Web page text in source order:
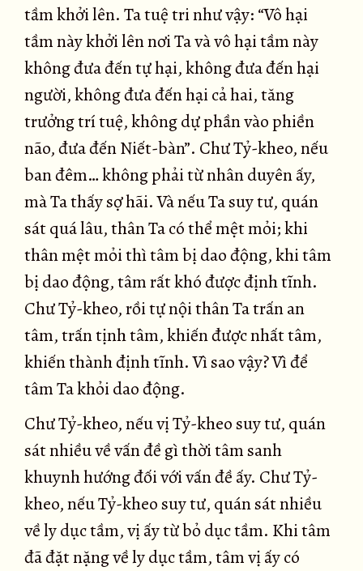
tầm khởi lên. Ta tuệ tri như vậy: “Vô hại
tầm này khởi lên nơi Ta và vô hại tầm này
không đưa đến tự hại, không đưa đến hại
người, không đưa đến hại cả hai, tăng
trưởng trí tuệ, không dự phần vào phiền
não, đưa đến Niết-bàn”. Chư Tỷ-kheo, nếu
ban đêm… không phải từ nhân duyên ấy,
mà Ta thấy sợ hãi. Và nếu Ta suy tư, quán
sát quá lâu, thân Ta có thể mệt mỏi; khi
thân mệt mỏi thì tâm bị dao động, khi tâm
bị dao động, tâm rất khó được định tĩnh.
Chư Tỷ-kheo, rồi tự nội thân Ta trấn an
tâm, trấn tịnh tâm, khiến được nhất tâm,
khiến thành định tĩnh. Vì sao vậy? Vì để
tâm Ta khỏi dao động.
Chư Tỷ-kheo, nếu vị Tỷ-kheo suy tư, quán
sát nhiều về vấn đề gì thời tâm sanh
khuynh hướng đối với vấn đề ấy. Chư Tỷ-
kheo, nếu Tỷ-kheo suy tư, quán sát nhiều
về ly dục tầm, vị ấy từ bỏ dục tầm. Khi tâm
đã đặt nặng về ly dục tầm, tâm vị ấy có